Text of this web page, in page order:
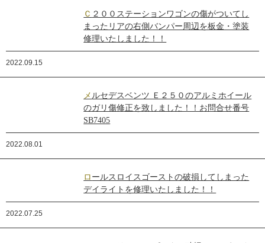
Ｃ２００ステーションワゴンの傷がついてし
まったリアの右側バンパー周辺を板金・塗装
修理いたしました！！
2022.09.15
メルセデスベンツ Ｅ２５０のアルミホイール
のガリ傷修正を致しました！！お問合せ番号
SB7405
2022.08.01
ロールスロイスゴーストの破損してしまった
デイライトを修理いたしました！！
2022.07.25